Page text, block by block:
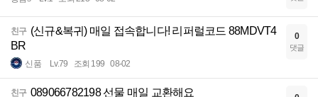
친구 (신규&복귀) 매일 접속합니다! 리퍼럴코드 88MDVT4
BR
신품 Lv.79 조회 199 08-02
0
댓글
친구 089066782198 선물 매일 교환해요